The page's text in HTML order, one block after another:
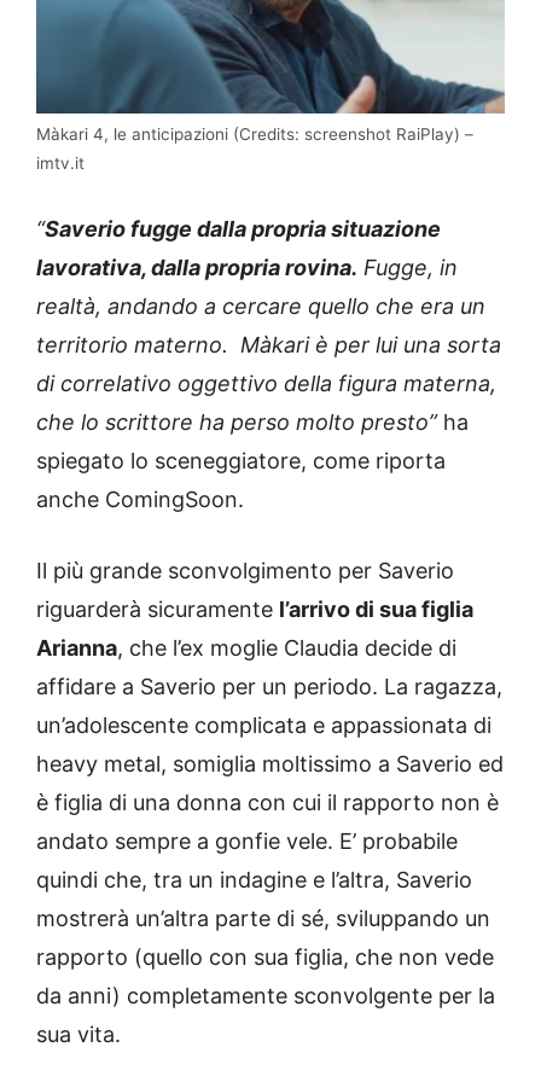
Màkari 4, le anticipazioni (Credits: screenshot RaiPlay) –
imtv.it
“Saverio fugge dalla propria situazione
lavorativa, dalla propria rovina. Fugge, in
realtà, andando a cercare quello che era un
territorio materno. Màkari è per lui una sorta
di correlativo oggettivo della figura materna,
che lo scrittore ha perso molto presto”ha
spiegato lo sceneggiatore, come riporta
anche ComingSoon.
Il più grande sconvolgimento per Saverio
riguarderà sicuramente l’arrivo di sua figlia
Arianna, che l’ex moglie Claudia decide di
affidare a Saverio per un periodo. La ragazza,
un’adolescente complicata e appassionata di
heavy metal, somiglia moltissimo a Saverio ed
è figlia di una donna con cui il rapporto non è
andato sempre a gonfie vele. E’ probabile
quindi che, tra un indagine e l’altra, Saverio
mostrerà un’altra parte di sé, sviluppando un
rapporto (quello con sua figlia, che non vede
da anni) completamente sconvolgente per la
sua vita.